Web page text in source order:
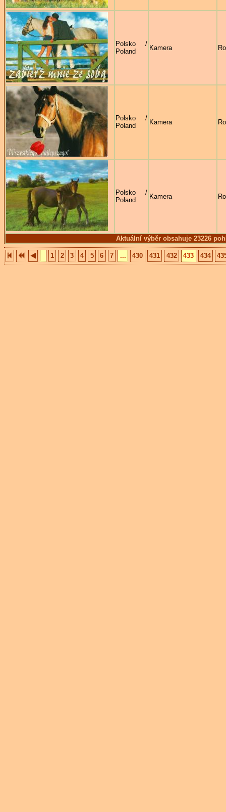
Aktuální výběr obsahuje 23226
Polsko /
Poland
Kamera
Polsko /
Poland
Kamera
Polsko /
Poland
Kamera
1 2 3 4 5 6 7 ... 430 431 432 433 434